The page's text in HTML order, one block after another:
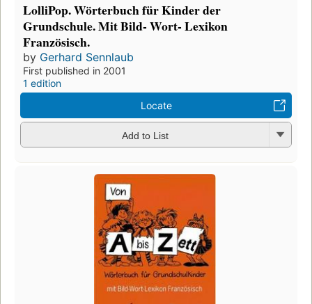
LolliPop. Wörterbuch für Kinder der
Grundschule. Mit Bild- Wort- Lexikon
Französisch.
by Gerhard Sennlaub
First published in 2001
1 edition
Locate
Add to List